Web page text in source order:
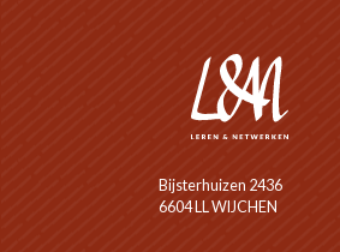
Bijsterhuizen 2436
6604 LL WIJCHEN